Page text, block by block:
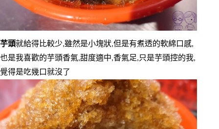
芋頭就給得比較少,雖然是小塊狀,但是有煮透的軟綿口感,
也是我喜歡的芋頭香氣,甜度適中,香氣足,只是芋頭控的我,
覺得是吃幾口就沒了